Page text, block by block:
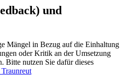
und
Mängel in Bezug auf die Einhaltung
oder Kritik an der Umsetzung
Bitte nutzen Sie dafür dieses